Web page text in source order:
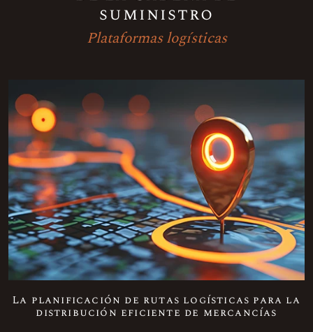
suministro
Plataformas logísticas
La planificación de rutas logísticas para la
distribución eficiente de mercancías